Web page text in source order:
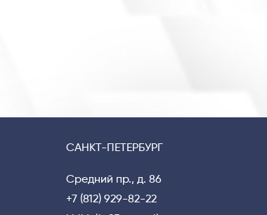
САНКТ-ПЕТЕРБУРГ
Средний пр., д. 86
+7 (812) 929-82-22